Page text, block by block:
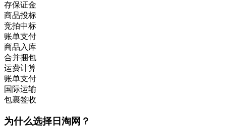
存保证金
商品投标
竞拍中标
账单支付
商品入库
合并捆包
运费计算
账单支付
国际运输
包裹签收
为什么选择日淘网？